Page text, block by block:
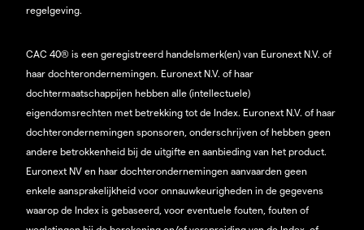
regelgeving.
CAC 40® is een geregistreerd handelsmerk(en) van Euronext N.V. of
haar dochterondernemingen. Euronext N.V. of haar
dochtermaatschappijen hebben alle (intellectuele)
eigendomsrechten met betrekking tot de Index. Euronext N.V. of haar
dochterondernemingen sponsoren, onderschrijven of hebben geen
andere betrokkenheid bij de uitgifte en aanbieding van het product.
Euronext NV en haar dochterondernemingen aanvaarden geen
enkele aansprakelijkheid voor onnauwkeurigheden in de gegevens
waarop de Index is gebaseerd, voor eventuele fouten, fouten of